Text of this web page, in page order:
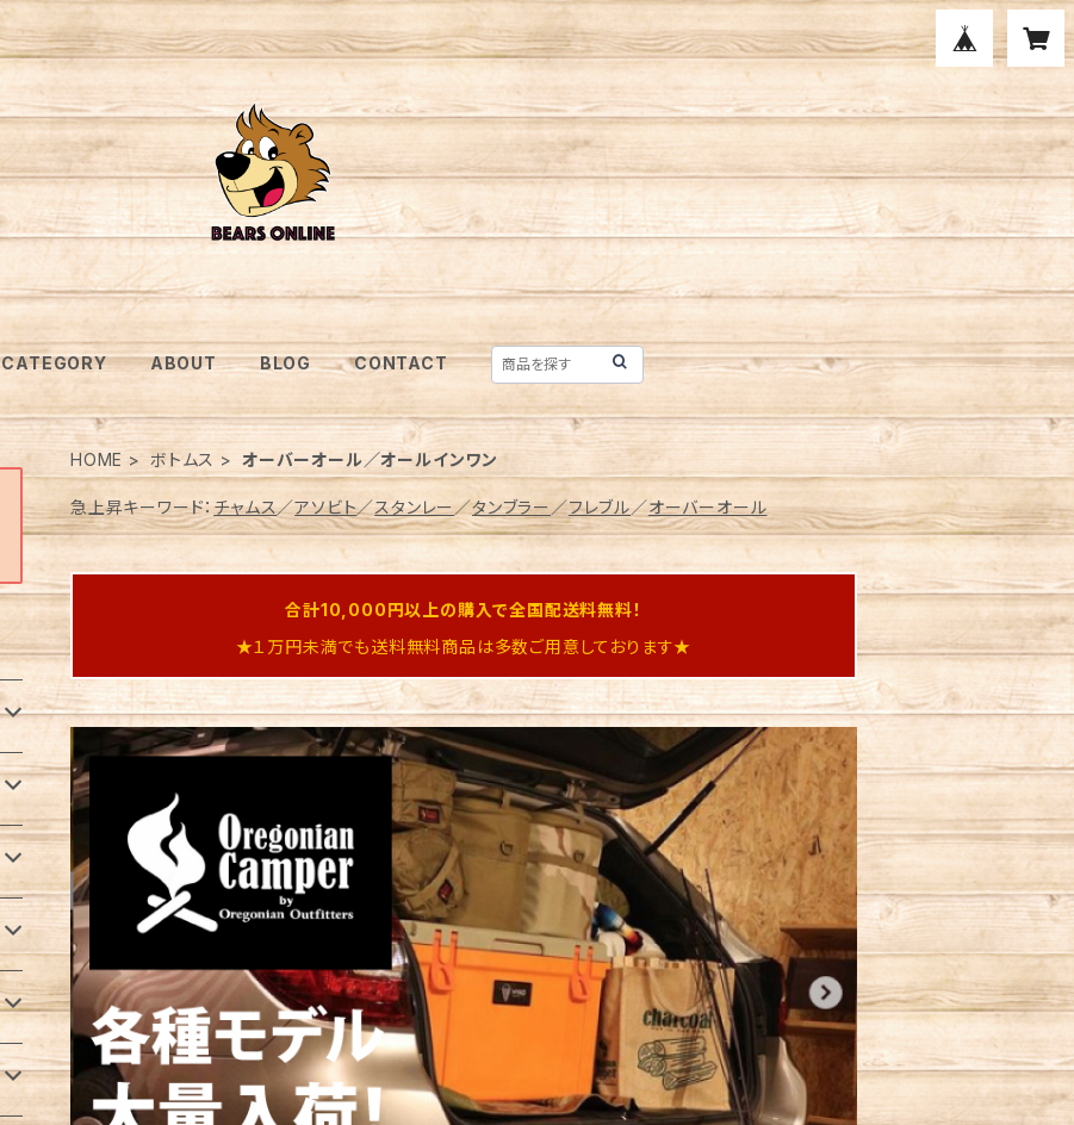
CATEGORY ABOUT BLOG CONTACT
HOME ボトムス オーバーオール／オールインワン
急上昇キーワード：チャムス／アソビト／スタンレー／タンブラー ／フレブル／オーバーオール
合計10,000円以上の購入で全国配送料無料！
★１万円未満でも送料無料商品は多数ご用意しております★